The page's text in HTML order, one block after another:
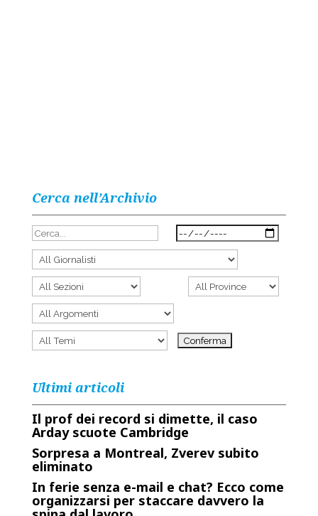
Cerca nell’Archivio
Ultimi articoli
Il prof dei record si dimette, il caso
Arday scuote Cambridge
Sorpresa a Montreal, Zverev subito
eliminato
In ferie senza e-mail e chat? Ecco come
organizzarsi per staccare davvero la